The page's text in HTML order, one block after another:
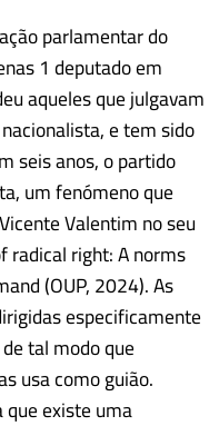
parlamentar do
1 deputado em
aqueles que julgavam
e tem sido
seis anos, o partido
um fenómeno que
Valentim no seu
radical right: A norms
(OUP, 2024). As
especificamente
tal modo que
usa como guião.
existe uma